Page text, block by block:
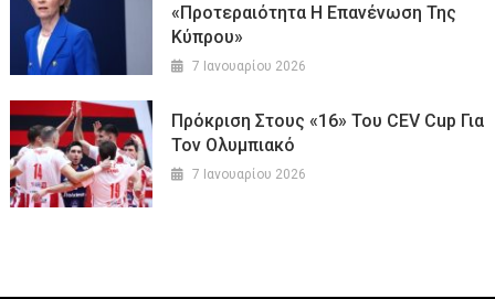
«Προτεραιότητα Η Επανένωση Της
Κύπρου»
7 Ιανουαρίου 2026
Πρόκριση Στους «16» Του CEV Cup Για
Τον Ολυμπιακό
7 Ιανουαρίου 2026